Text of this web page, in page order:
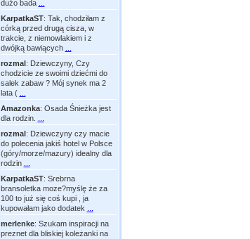
dużo bada
KarpatkaST: Tak, chodziłam z
córką przed drugą cisza, w
trakcie, z niemowlakiem i z
dwójką bawiących
rozmal: Dziewczyny, Czy
chodzicie ze swoimi dziećmi do
salek zabaw ? Mój synek ma 2
lata (
Amazonka: Osada Śnieżka jest
dla rodzin.
rozmal: Dziewczyny czy macie
do polecenia jakiś hotel w Polsce
(góry/morze/mazury) idealny dla
rodzin
KarpatkaST: Srebrna
bransoletka moze?myślę że za
100 to już się coś kupi , ja
kupowałam jako dodatek
merlenke: Szukam inspiracji na
preznet dla bliskiej koleżanki na